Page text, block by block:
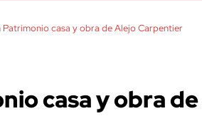
Patrimonio casa y obra de Alejo Carpentier
casa y obra